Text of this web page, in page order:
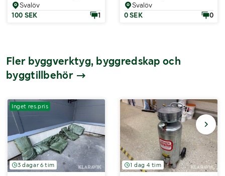
Svalöv
100 SEK
1
Svalöv
0 SEK
0
Fler byggverktyg, byggredskap och
byggtillbehör
Inget res.pris
3 dagar 6 tim 1 dag 4 tim